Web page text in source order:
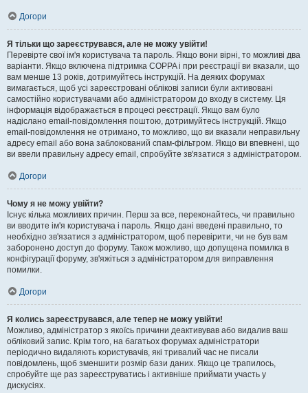
Догори
Я тільки що зареєструвався, але не можу увійти!
Перевірте свої ім'я користувача та пароль. Якщо вони вірні, то можливі два
варіанти. Якщо включена підтримка COPPA і при реєстрації ви вказали, що
вам менше 13 років, дотримуйтесь інструкцій. На деяких форумах
вимагається, щоб усі зареєстровані облікові записи були активовані
самостійно користувачами або адміністратором до входу в систему. Ця
інформація відображається в процесі реєстрації. Якщо вам було
надіслано email-повідомлення поштою, дотримуйтесь інструкцій. Якщо
email-повідомлення не отримано, то можливо, що ви вказали неправильну
адресу email або вона заблокований спам-фільтром. Якщо ви впевнені, що
ви ввели правильну адресу email, спробуйте зв'язатися з адміністратором.
Догори
Чому я не можу увійти?
Існує кілька можливих причин. Перш за все, переконайтесь, чи правильно
ви вводите ім'я користувача і пароль. Якщо дані введені правильно, то
необхідно зв'язатися з адміністратором, щоб перевірити, чи не був вам
заборонено доступ до форуму. Також можливо, що допущена помилка в
конфігурації форуму, зв'яжіться з адміністратором для виправлення
помилки.
Догори
Я колись зареєструвався, але тепер не можу увійти!
Можливо, адміністратор з якоїсь причини деактивував або видалив ваш
обліковий запис. Крім того, на багатьох форумах адміністратори
періодично видаляють користувачів, які тривалий час не писали
повідомлень, щоб зменшити розмір бази даних. Якщо це трапилось,
спробуйте ще раз зареєструватись і активніше приймати участь у
дискусіях.